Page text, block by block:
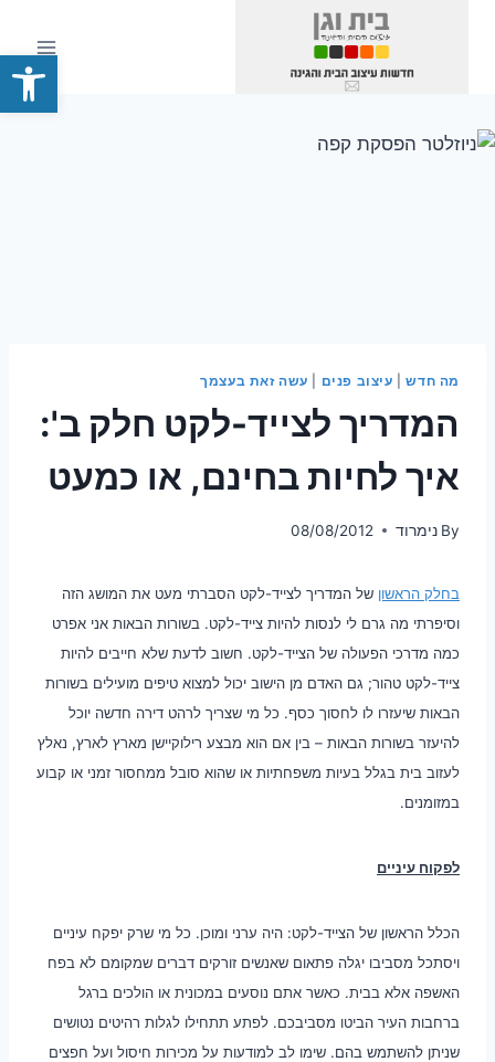
פתח
מה חדש| עיצוב פנים עשה זאת בעצמך
המדריך לצייד-לקט חלק ב':
איך לחיות בחינם, או כמעט
By נימרוד 08/08/2012
בחלק הראשון של המדריך לצייד-לקט הסברתי מעט את המושג הזה
וסיפרתי מה גרם לי לנסות להיות צייד-לקט. בשורות הבאות אני אפרט
כמה מדרכי הפעולה של הצייד-לקט. חשוב לדעת שלא חייבים להיות
צייד-לקט טהור; גם האדם מן הישוב יכול למצוא טיפים מועילים בשורות
הבאות שיעזרו לו לחסוך כסף. כל מי שצריך לרהט דירה חדשה יוכל
להיעזר בשורות הבאות – בין אם הוא מבצע רילוקיישן מארץ לארץ, נאלץ
לעזוב בית בגלל בעיות משפחתיות או שהוא סובל ממחסור זמני או קבוע
במזומנים.
לפקוח עיניים
הכלל הראשון של הצייד-לקט: היה ערני ומוכן. כל מי שרק יפקח עיניים
ויסתכל מסביבו יגלה פתאום שאנשים זורקים דברים שמקומם לא בפח
האשפה אלא בבית. כאשר אתם נוסעים במכונית או הולכים ברגל
ברחבות העיר הביטו מסביבכם. לפתע תתחילו לגלות רהיטים נטושים
שניתן להשתמש בהם. שימו לב למודעות על מכירות חיסול ועל חפצים